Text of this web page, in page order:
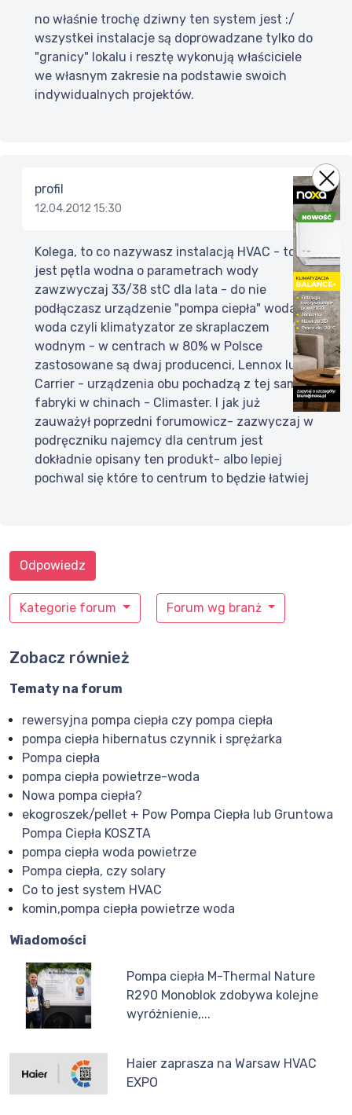
no właśnie trochę dziwny ten system jest :/
wszystkei instalacje są doprowadzane tylko do
"granicy" lokalu i resztę wykonują właściciele
we własnym zakresie na podstawie swoich
indywidualnych projektów.
profil
12.04.2012 15:30
Kolega, to co nazywasz instalacją HVAC - to
jest pętla wodna o parametrach wody
zawzwyczaj 33/38 stC dla lata - do nie
podłączasz urządzenie "pompa ciepła" woda-
woda czyli klimatyzator ze skraplaczem
wodnym - w centrach w 80% w Polsce
zastosowane są dwaj producenci, Lennox lub
Carrier - urządzenia obu pochadzą z tej samej
fabryki w chinach - Climaster. I jak już
zauważył poprzedni forumowicz- zazwyczaj w
podręczniku najemcy dla centrum jest
dokładnie opisany ten produkt- albo lepiej
pochwal się które to centrum to będzie łatwiej
Kategorie forum Forum wg branż
Odpowiedz
Zobacz również
Tematy na forum
rewersyjna pompa ciepła czy pompa ciepła
pompa ciepła hibernatus czynnik i sprężarka
Pompa ciepła
pompa ciepła powietrze-woda
Nowa pompa ciepła?
ekogroszek/pellet + Pow Pompa Ciepła lub Gruntowa
Pompa Ciepła KOSZTA
pompa ciepła woda powietrze
Pompa ciepła, czy solary
Co to jest system HVAC
komin,pompa ciepła powietrze woda
Wiadomości
Pompa ciepła M-Thermal Nature
R290 Monoblok zdobywa kolejne
wyróżnienie,...
Haier zaprasza na Warsaw HVAC
EXPO